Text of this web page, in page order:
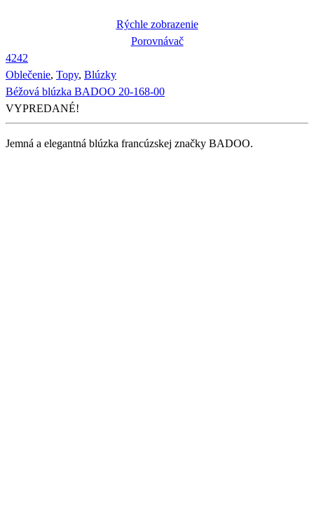
Rýchle zobrazenie
Porovnávač
4242
Oblečenie, Topy, Blúzky
Béžová blúzka BADOO 20-168-00
VYPREDANÉ!
Jemná a elegantná blúzka francúzskej značky BADOO.